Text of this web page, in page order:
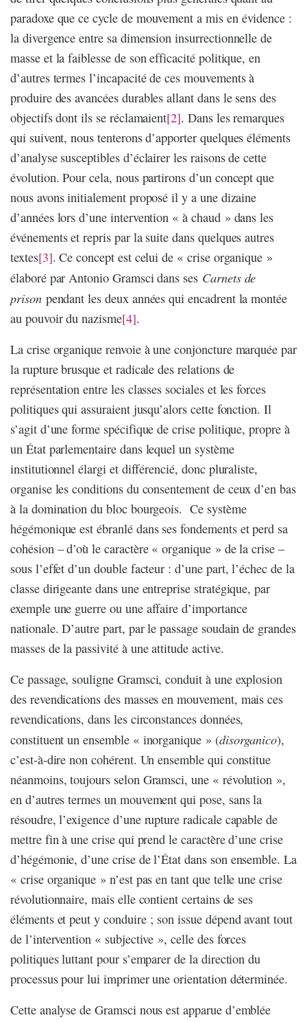
paradoxe que ce cycle de mouvement a mis en évidence :
la divergence entre sa dimension insurrectionnelle de
masse et la faiblesse de son efficacité politique, en
d’autres termes l’incapacité de ces mouvements à
produire des avancées durables allant dans le sens des
objectifs dont ils se réclamaient[2]. Dans les remarques
qui suivent, nous tenterons d’apporter quelques éléments
d’analyse susceptibles d’éclairer les raisons de cette
évolution. Pour cela, nous partirons d’un concept que
nous avons initialement proposé il y a une dizaine
d’années lors d’une intervention « à chaud » dans les
événements et repris par la suite dans quelques autres
textes[3]. Ce concept est celui de « crise organique »
élaboré par Antonio Gramsci dans ses Carnets de
prisonpendant les deux années qui encadrent la montée
au pouvoir du nazisme[4].
La crise organique renvoie à une conjoncture marquée par
la rupture brusque et radicale des relations de
représentation entre les classes sociales et les forces
politiques qui assuraient jusqu’alors cette fonction. Il
s’agit d’une forme spécifique de crise politique, propre à
un État parlementaire dans lequel un système
institutionnel élargi et différencié, donc pluraliste,
organise les conditions du consentement de ceux d’en bas
à la domination du bloc bourgeois. Ce système
hégémonique est ébranlé dans ses fondements et perd sa
cohésion – d’où le caractère « organique » de la crise –
sous l’effet d’un double facteur : d’une part, l’échec de la
classe dirigeante dans une entreprise stratégique, par
exemple une guerre ou une affaire d’importance
nationale. D’autre part, par le passage soudain de grandes
masses de la passivité à une attitude active.
Ce passage, souligne Gramsci, conduit à une explosion
des revendications des masses en mouvement, mais ces
revendications, dans les circonstances données,
constituent un ensemble « inorganique » (disorganico),
c’est-à-dire non cohérent. Un ensemble qui constitue
néanmoins, toujours selon Gramsci, une « révolution »,
en d’autres termes un mouvement qui pose, sans la
résoudre, l’exigence d’une rupture radicale capable de
mettre fin à une crise qui prend le caractère d’une crise
d’hégémonie, d’une crise de l’État dans son ensemble. La
« crise organique » n’est pas en tant que telle une crise
révolutionnaire, mais elle contient certains de ses
éléments et peut y conduire ; son issue dépend avant tout
de l’intervention « subjective », celle des forces
politiques luttant pour s’emparer de la direction du
processus pour lui imprimer une orientation déterminée.
Cette analyse de Gramsci nous est apparue d’emblée